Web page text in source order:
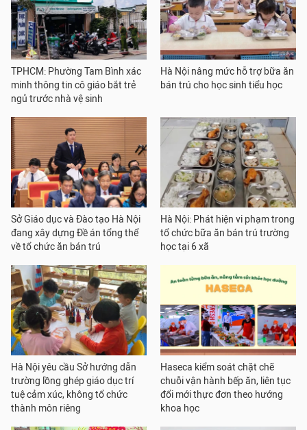
TPHCM: Phường Tam Bình xác
minh thông tin cô giáo bắt trẻ
ngủ trước nhà vệ sinh
Hà Nội nâng mức hỗ trợ bữa ăn
bán trú cho học sinh tiểu học
Sở Giáo dục và Đào tạo Hà Nội
đang xây dựng Đề án tổng thể
về tổ chức ăn bán trú
Hà Nội: Phát hiện vi phạm trong
tổ chức bữa ăn bán trú trường
học tại 6 xã
Hà Nội yêu cầu Sở hướng dẫn
trường lồng ghép giáo dục trí
tuệ cảm xúc, không tổ chức
thành môn riêng
Haseca kiểm soát chặt chẽ
chuỗi vận hành bếp ăn, liên tục
đổi mới thực đơn theo hướng
khoa học